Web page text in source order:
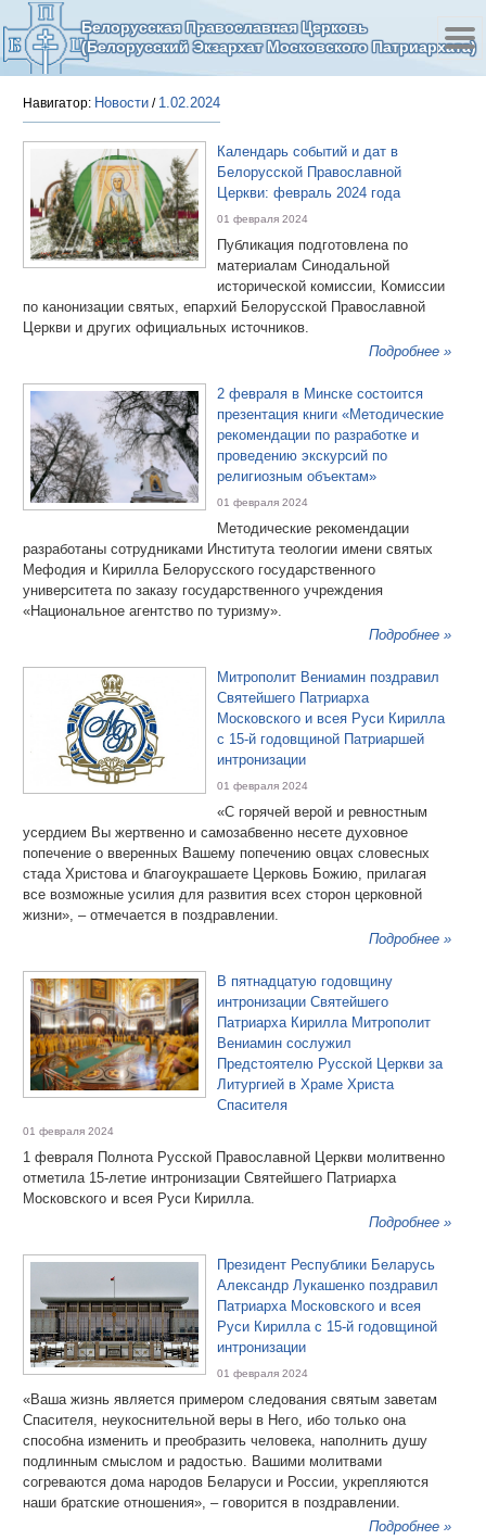
Белорусская Православная Церковь
(Белорусский Экзархат Московского Патриархата)
Навигатор: Новости / 1.02.2024
Календарь событий и дат в
Белорусской Православной
Церкви: февраль 2024 года
01 февраля 2024
Публикация подготовлена по
материалам Синодальной
исторической комиссии, Комиссии
по канонизации святых, епархий Белорусской Православной
Церкви и других официальных источников.
Подробнее »
2 февраля в Минске состоится
презентация книги «Методические
рекомендации по разработке и
проведению экскурсий по
религиозным объектам»
01 февраля 2024
Методические рекомендации
разработаны сотрудниками Института теологии имени святых
Мефодия и Кирилла Белорусского государственного
университета по заказу государственного учреждения
«Национальное агентство по туризму».
Подробнее »
Митрополит Вениамин поздравил
Святейшего Патриарха
Московского и всея Руси Кирилла
с 15-й годовщиной Патриаршей
интронизации
01 февраля 2024
«С горячей верой и ревностным
усердием Вы жертвенно и самозабвенно несете духовное
попечение о вверенных Вашему попечению овцах словесных
стада Христова и благоукрашаете Церковь Божию, прилагая
все возможные усилия для развития всех сторон церковной
жизни», – отмечается в поздравлении.
Подробнее »
В пятнадцатую годовщину
интронизации Святейшего
Патриарха Кирилла Митрополит
Вениамин сослужил
Предстоятелю Русской Церкви за
Литургией в Храме Христа
Спасителя
01 февраля 2024
1 февраля Полнота Русской Православной Церкви молитвенно
отметила 15-летие интронизации Святейшего Патриарха
Московского и всея Руси Кирилла.
Подробнее »
Президент Республики Беларусь
Александр Лукашенко поздравил
Патриарха Московского и всея
Руси Кирилла с 15-й годовщиной
интронизации
01 февраля 2024
«Ваша жизнь является примером следования святым заветам
Спасителя, неукоснительной веры в Него, ибо только она
способна изменить и преобразить человека, наполнить душу
подлинным смыслом и радостью. Вашими молитвами
согреваются дома народов Беларуси и России, укрепляются
наши братские отношения», – говорится в поздравлении.
Подробнее »